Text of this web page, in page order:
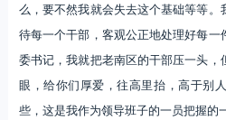
么，要不然我就会失去这个基础等等
待每一个干部，客观公正地处理好每
委书记，我就把老南区的干部压一头
眼，给你们厚爱，往高里抬，高于别
些，这是我作为领导班子的一员把握的